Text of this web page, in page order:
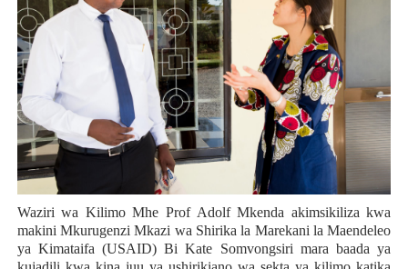
Waziri wa Kilimo Mhe Prof Adolf Mkenda akimsikiliza kwa
makini Mkurugenzi Mkazi wa Shirika la Marekani la Maendeleo
ya Kimataifa (USAID) Bi Kate Somvongsiri mara baada ya